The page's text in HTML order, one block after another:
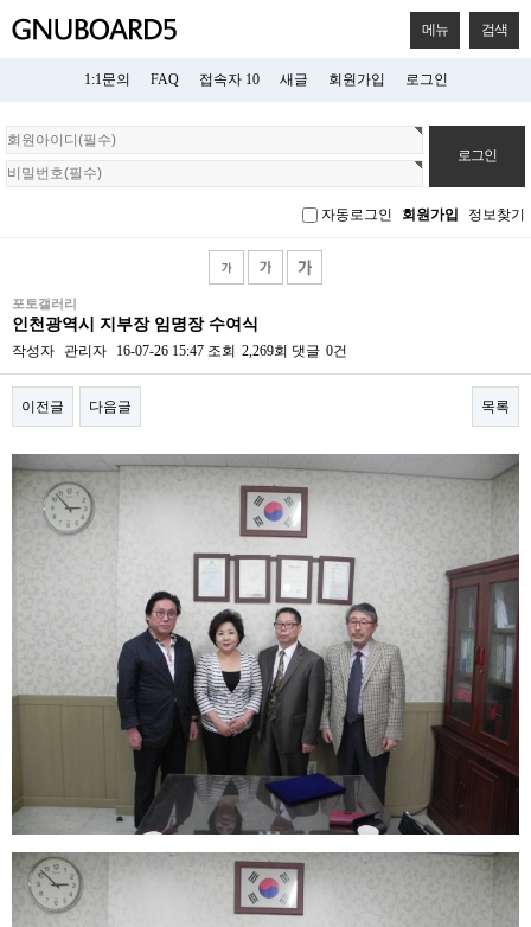
메뉴 검색
1:1문의 FAQ 접속자 10 새글 회원가입 로그인
회
원
로
자동로그인 회원가입 정보찾기
포토갤러리
인천광역시 지부장 임명장 수여식
작성자 관리자 16-07-26 15:47 조회 2,269회 댓글 0건
이전글 다음글 목록